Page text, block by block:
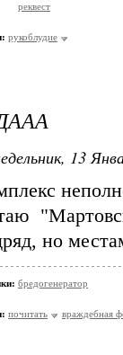
реквест
рукоблудие
13
но
бредогенератор
почитать враждебная